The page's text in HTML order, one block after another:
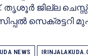
തൃശൂർ ജില്ല
സെക്രട്ടറി
NEWS